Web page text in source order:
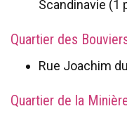
Scandinavie (1
Quartier des
Rue Joachim
Quartier de la